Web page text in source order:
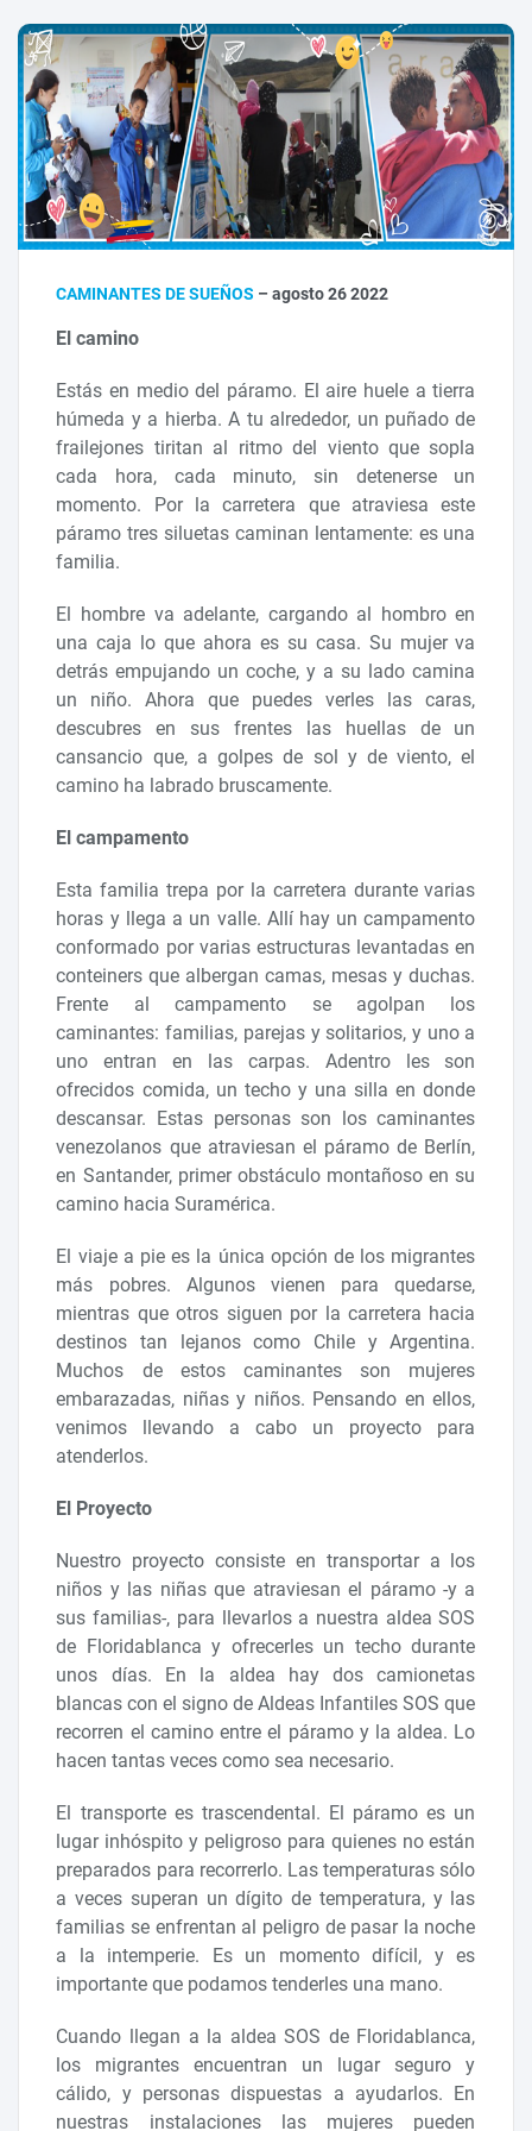
CAMINANTES DE SUEÑOS – agosto 26 2022
El camino
Estás en medio del páramo. El aire huele a tierra
húmeda y a hierba. A tu alrededor, un puñado de
frailejones tiritan al ritmo del viento que sopla
cada hora, cada minuto, sin detenerse un
momento. Por la carretera que atraviesa este
páramo tres siluetas caminan lentamente: es una
familia.
El hombre va adelante, cargando al hombro en
una caja lo que ahora es su casa. Su mujer va
detrás empujando un coche, y a su lado camina
un niño. Ahora que puedes verles las caras,
descubres en sus frentes las huellas de un
cansancio que, a golpes de sol y de viento, el
camino ha labrado bruscamente.
El campamento
Esta familia trepa por la carretera durante varias
horas y llega a un valle. Allí hay un campamento
conformado por varias estructuras levantadas en
conteiners que albergan camas, mesas y duchas.
Frente al campamento se agolpan los
caminantes: familias, parejas y solitarios, y uno a
uno entran en las carpas. Adentro les son
ofrecidos comida, un techo y una silla en donde
descansar. Estas personas son los caminantes
venezolanos que atraviesan el páramo de Berlín,
en Santander, primer obstáculo montañoso en su
camino hacia Suramérica.
El viaje a pie es la única opción de los migrantes
más pobres. Algunos vienen para quedarse,
mientras que otros siguen por la carretera hacia
destinos tan lejanos como Chile y Argentina.
Muchos de estos caminantes son mujeres
embarazadas, niñas y niños. Pensando en ellos,
venimos llevando a cabo un proyecto para
atenderlos.
El Proyecto
Nuestro proyecto consiste en transportar a los
niños y las niñas que atraviesan el páramo -y a
sus familias-, para llevarlos a nuestra aldea SOS
de Floridablanca y ofrecerles un techo durante
unos días. En la aldea hay dos camionetas
blancas con el signo de Aldeas Infantiles SOS que
recorren el camino entre el páramo y la aldea. Lo
hacen tantas veces como sea necesario.
El transporte es trascendental. El páramo es un
lugar inhóspito y peligroso para quienes no están
preparados para recorrerlo. Las temperaturas sólo
a veces superan un dígito de temperatura, y las
familias se enfrentan al peligro de pasar la noche
a la intemperie. Es un momento difícil, y es
importante que podamos tenderles una mano.
Cuando llegan a la aldea SOS de Floridablanca,
los migrantes encuentran un lugar seguro y
cálido, y personas dispuestas a ayudarlos. En
nuestras instalaciones las mujeres pueden